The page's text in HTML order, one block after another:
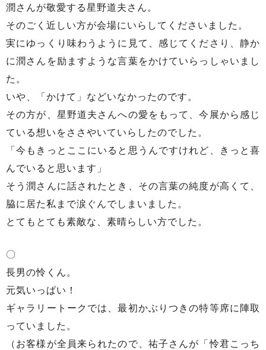
潤さんが敬愛する星野道夫さん。
そのごく近しい方が会場にいらしてくださいました。
実にゆっくり味わうように見て、感じてくださり、静か
に潤さんを励ますような言葉をかけていらっしゃいまし
た。
いや、「かけて」などいなかったのです。
その方が、星野道夫さんへの愛をもって、今展から感じ
ている想いをささやいていらしたのでした。
「今もきっとここにいると思うんですけれど、きっと喜
んでいると思います」
そう潤さんに話されたとき、その言葉の純度が高くて、
脇に居た私まで涙ぐんでしまいました。
とてもとても素敵な、素晴らしい方でした。
〇
長男の怜くん。
元気いっぱい！
ギャラリートークでは、最初かぶりつきの特等席に陣取
っていました。
（お客様が全員来られたので、祐子さんが「怜君こっち